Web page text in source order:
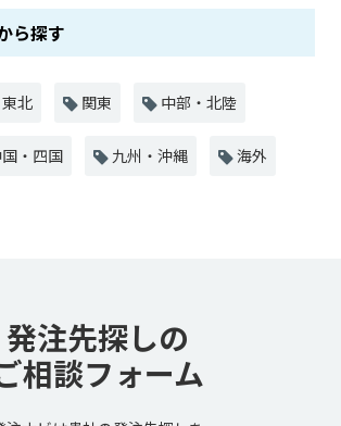
ら探す
東北 関東 中部・北陸
・四国 九州・沖縄 海外
発注先探しの
相談フォーム